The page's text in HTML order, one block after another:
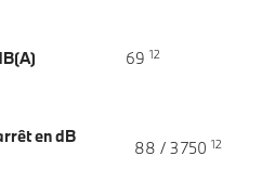
69 12
en dB
88 / 3 750 12